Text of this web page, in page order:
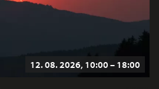
12. 08. 2026, 10:00 – 18:00